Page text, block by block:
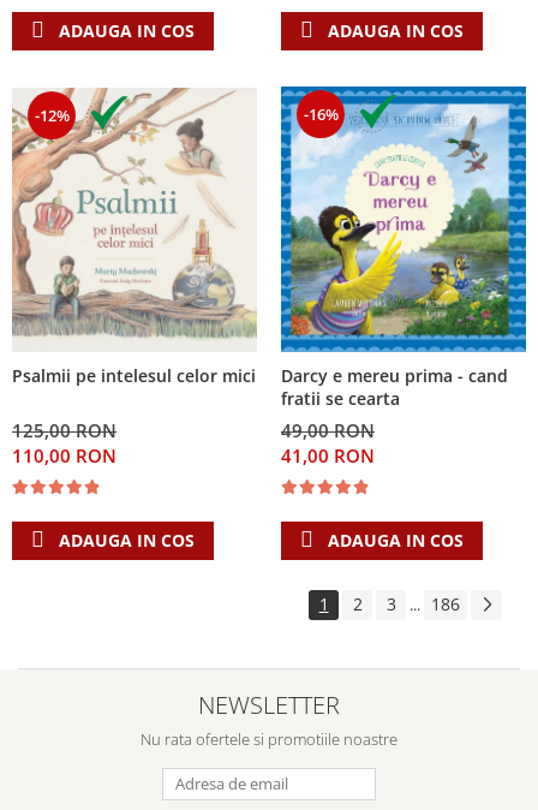
ADAUGA IN COS ADAUGA IN COS
-12%
Psalmii pe intelesul celor mici
125,00 RON
110,00 RON
ADAUGA IN COS
-16%
Darcy e mereu prima - cand
fratii se cearta
49,00 RON
41,00 RON
ADAUGA IN COS
1 2 3 ... 186
NEWSLETTER
Nu rata ofertele si promotiile noastre